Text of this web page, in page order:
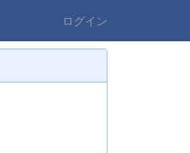
ログイン